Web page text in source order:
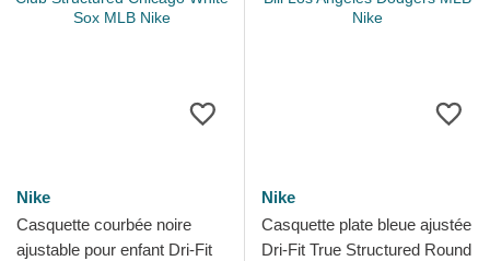
Nike
Casquette courbée noire
ajustable pour enfant Dri-Fit
Nike
Casquette plate bleue ajustée
Dri-Fit True Structured Round